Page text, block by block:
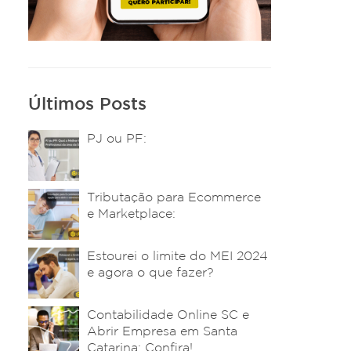
Últimos Posts
PJ ou PF:
Tributação para Ecommerce
e Marketplace:
Estourei o limite do MEI 2024
e agora o que fazer?
Contabilidade Online SC e
Abrir Empresa em Santa
Catarina: Confira!